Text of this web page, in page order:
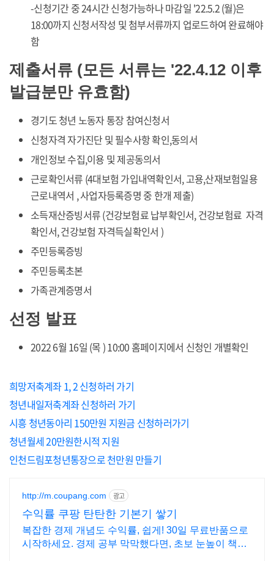
-신청기간 중 24시간 신청가능하나 마감일 '22.5.2 (월)은
18:00까지 신청서작성 및 첨부서류까지 업로드하여 완료해야
함
제출서류 (모든 서류는 '22.4.12 이후
발급분만 유효함)
경기도 청년 노동자 통장 참여신청서
신청자격 자가진단 및 필수사항 확인,동의서
개인정보 수집,이용 및 제공동의서
근로확인서류 (4대보험 가입내역확인서, 고용,산재보험일용
근로내역서 , 사업자등록증명 중 한개 제출)
소득재산증빙서류 (건강보험료 납부확인서, 건강보험료 자격
확인서, 건강보험 자격득실확인서 )
주민등록증빙
주민등록초본
가족관계증명서
선정 발표
2022 6월 16일 (목 ) 10:00 홈페이지에서 신청인 개별확인
희망저축계좌 1, 2 신청하러 가기
청년내일저축계좌 신청하러 가기
시흥 청년동아리 150만원 지원금 신청하러가기
청년월세 20만원한시적 지원
인천드림포청년통장으로 천만원 만들기
http://m.coupang.com 광고
수익률 쿠팡 탄탄한 기본기 쌓기
복잡한 경제 개념도 수익률, 쉽게! 30일 무료반품으로
시작하세요. 경제 공부 막막했다면, 초보 눈높이 책으